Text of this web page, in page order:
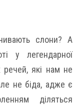
слони? А
у легендарної
які нам не
не біда, адже є
діляться